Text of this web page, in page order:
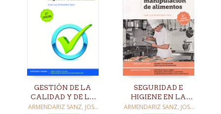
GESTIÓN DE LA
CALIDAD Y DE LA
SEGURIDAD E
ARMENDARIZ SANZ, JOSE
SEGURIDAD E
HIGIENE EN LA
MANIPULACIÓN DE
ARMENDARIZ SANZ, JOSE